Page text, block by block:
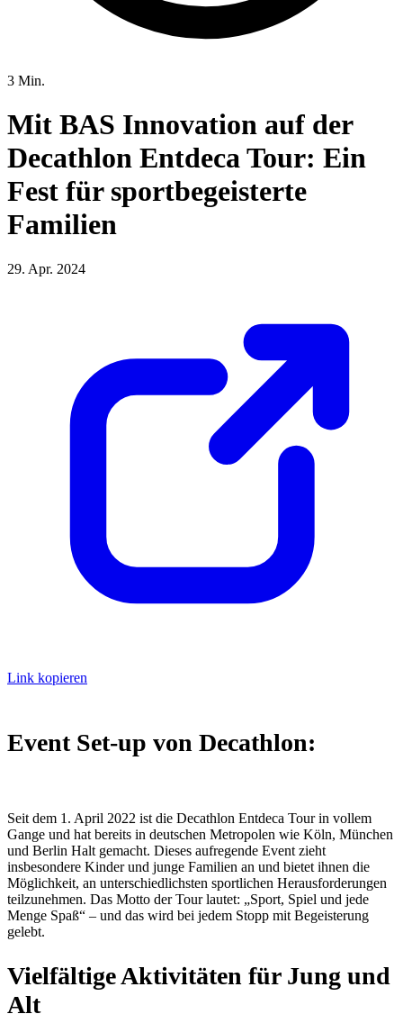
3 Min.
Mit BAS Innovation auf der
Decathlon Entdeca Tour: Ein
Fest für sportbegeisterte
Familien
29. Apr. 2024
Link kopieren
Event Set-up von Decathlon:
Seit dem 1. April 2022 ist die Decathlon Entdeca Tour in vollem
Gange und hat bereits in deutschen Metropolen wie Köln, München
und Berlin Halt gemacht. Dieses aufregende Event zieht
insbesondere Kinder und junge Familien an und bietet ihnen die
Möglichkeit, an unterschiedlichsten sportlichen Herausforderungen
teilzunehmen. Das Motto der Tour lautet: „Sport, Spiel und jede
Menge Spaß“ – und das wird bei jedem Stopp mit Begeisterung
gelebt.
Vielfältige Aktivitäten für Jung und
Alt